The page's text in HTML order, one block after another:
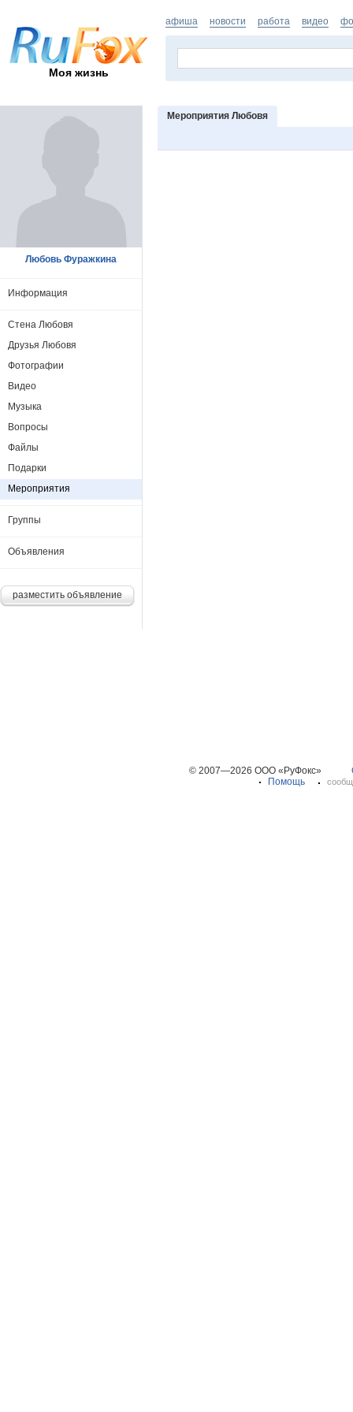
Моя жизнь
афиша новости работа видео
Мероприятия Любовя
Любовь Фуражкина
Информация
Стена Любовя
Друзья Любовя
Фотографии
Видео
Музыка
Вопросы
Файлы
Подарки
Мероприятия
Группы
Объявления
разместить объявление
© 2007—2026 ООО «РуФокс»
Помощь